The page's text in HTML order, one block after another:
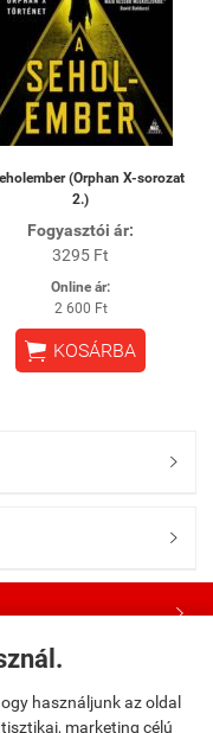
használjunk az oldal
marketing célú
(Orphan X-sorozat
2.)
Fogyasztói ár:
3295 Ft
Online ár:
2 600 Ft
 KOSÁRBA


